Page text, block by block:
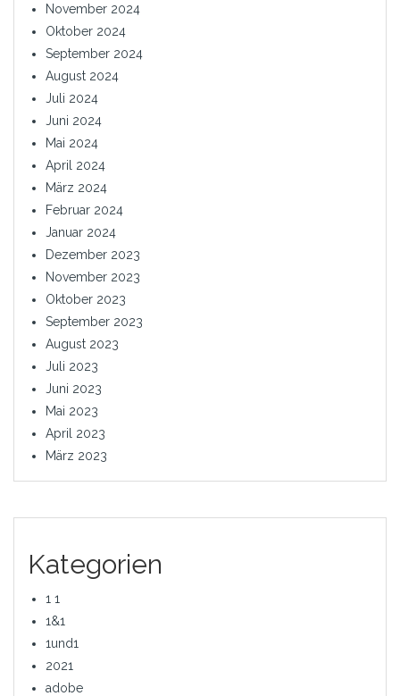
November 2024
Oktober 2024
September 2024
August 2024
Juli 2024
Juni 2024
Mai 2024
April 2024
März 2024
Februar 2024
Januar 2024
Dezember 2023
November 2023
Oktober 2023
September 2023
August 2023
Juli 2023
Juni 2023
Mai 2023
April 2023
März 2023
Kategorien
1 1
1&1
1und1
2021
adobe